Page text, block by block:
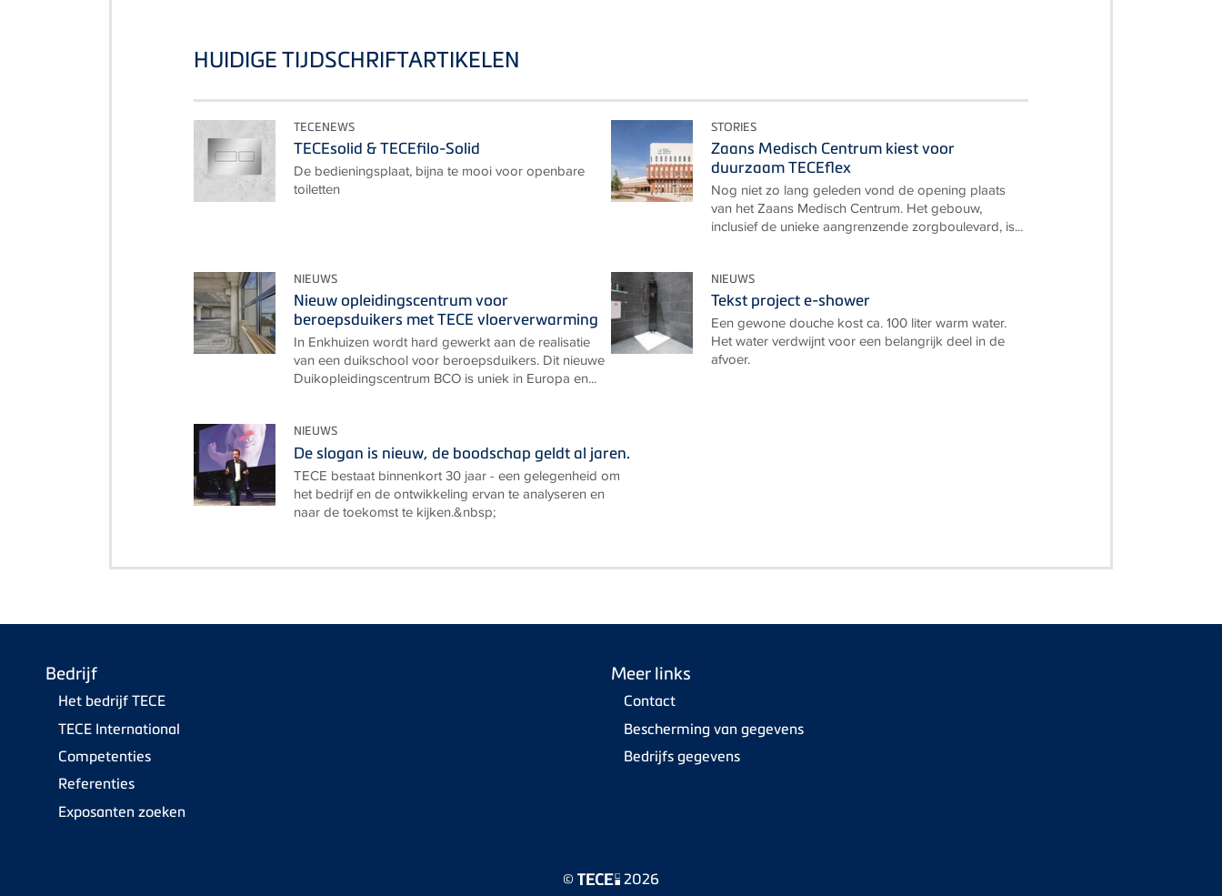
HUIDIGE TIJDSCHRIFTARTIKELEN
TECENEWS
TECEsolid & TECEfilo-Solid
De bedieningsplaat, bijna te mooi voor openbare
toiletten
STORIES
Zaans Medisch Centrum kiest voor
duurzaam TECEflex
Nog niet zo lang geleden vond de opening plaats
van het Zaans Medisch Centrum. Het gebouw,
inclusief de unieke aangrenzende zorgboulevard, is...
NIEUWS
Nieuw opleidingscentrum voor
beroepsduikers met TECE vloerverwarming
In Enkhuizen wordt hard gewerkt aan de realisatie
van een duikschool voor beroepsduikers. Dit nieuwe
Duikopleidingscentrum BCO is uniek in Europa en...
NIEUWS
Tekst project e-shower
Een gewone douche kost ca. 100 liter warm water.
Het water verdwijnt voor een belangrijk deel in de
afvoer.
NIEUWS
De slogan is nieuw, de boodschap geldt al jaren.
TECE bestaat binnenkort 30 jaar - een gelegenheid om
het bedrijf en de ontwikkeling ervan te analyseren en
naar de toekomst te kijken.&nbsp;
Bedrijf
Het bedrijf TECE
TECE International
Competenties
Referenties
Exposanten zoeken
Meer links
Contact
Bescherming van gegevens
Bedrijfs gegevens
© 2026